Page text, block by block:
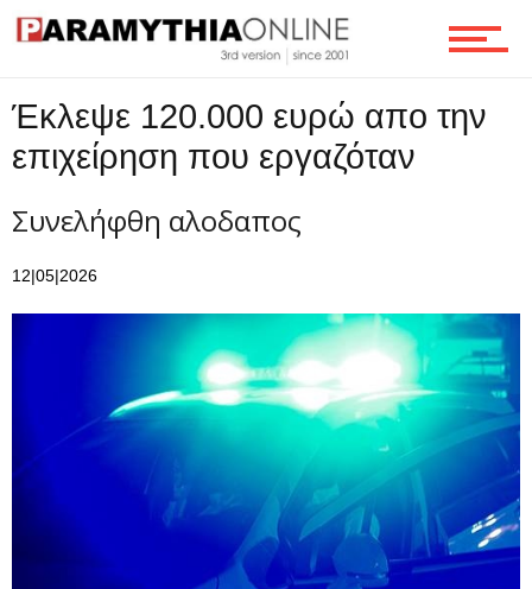
Έκλεψε 120.000 ευρώ απο την
επιχείρηση που εργαζόταν
Συνελήφθη αλοδαπος
12|05|2026